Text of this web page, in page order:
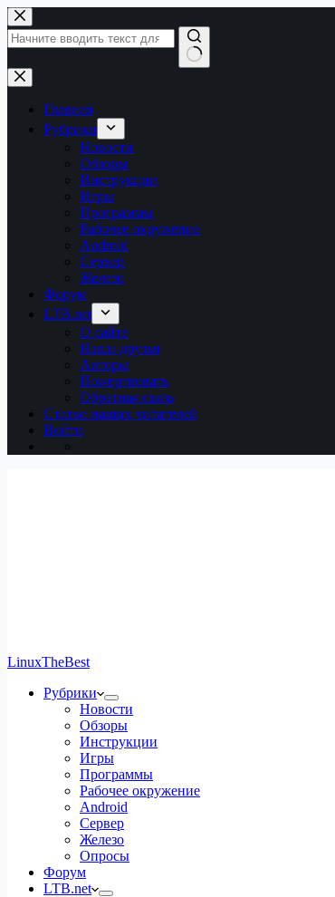
Перейти
к
сути
Ничего
не
найденоГлавная
Рубрики
Новости
Обзоры
Инструкции
Игры
Программы
Рабочее окружение
Android
Сервер
Железо
Форум
LTB.net
О сайте
Наши друзья
Авторы
Пожертвовать
Обратная связь
Статьи наших читателей
Войти
LinuxTheBest
Рубрики
Новости
Обзоры
Инструкции
Игры
Программы
Рабочее окружение
Android
Сервер
Железо
Опросы
Форум
LTB.net